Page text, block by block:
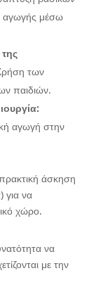
αγωγής μέσω
των
παιδιών.
αγωγή στην
άσκηση
για να
χώρο.
να
με την